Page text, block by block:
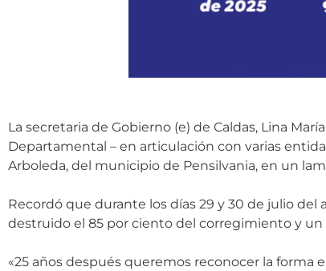
La secretaria de Gobierno (e) de Caldas, Lina
Departamental – en articulación con varias
Arboleda, del municipio de Pensilvania, en un
Recordó que durante los días 29 y 30 de julio
destruido el 85 por ciento del corregimiento y un
«25 años después queremos reconocer la